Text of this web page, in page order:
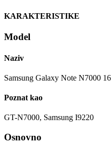
KARAKTERISTIKE
Model
Naziv
Samsung Galaxy Note N7000
Poznat kao
GT-N7000, Samsung I9220
Osnovno